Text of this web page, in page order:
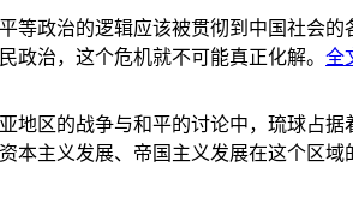
等政治的逻辑应该被贯彻到中国社会
政治，这个危机就不可能真正化解。 全
地区的战争与和平的讨论中，琉球占
本主义发展、帝国主义发展在这个区域